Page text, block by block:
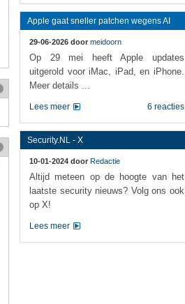
Apple gaat sneller patchen wegens AI
29-06-2026 door meidoorn
Op 29 mei heeft Apple updates
uitgerold voor iMac, iPad, en iPhone.
Meer details ...
6 reacties
Lees meer
Security.NL - X
10-01-2024 door Redactie
Altijd meteen op de hoogte van het
laatste security nieuws? Volg ons ook
op X!
Lees meer